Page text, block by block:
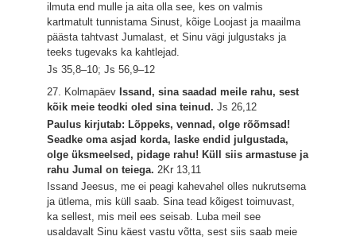
ilmuta end mulle ja aita olla see, kes on valmis
kartmatult tunnistama Sinust, kõige Loojast ja maailma
päästa tahtvast Jumalast, et Sinu vägi julgustaks ja
teeks tugevaks ka kahtlejad.
Js 35,8–10; Js 56,9–12
27. Kolmapäev Issand, sina saadad meile rahu, sest
kõik meie teodki oled sina teinud.Js 26,12
Paulus kirjutab: Lõppeks, vennad, olge rõõmsad!
Seadke oma asjad korda, laske endid julgustada,
olge üksmeelsed, pidage rahu! Küll siis armastuse ja
rahu Jumal on teiega. 2Kr 13,11
Issand Jeesus, me ei peagi kahevahel olles nukrutsema
ja ütlema, mis küll saab. Sina tead kõigest toimuvast,
ka sellest, mis meil ees seisab. Luba meil see
usaldavalt Sinu käest vastu võtta, sest siis saab meie